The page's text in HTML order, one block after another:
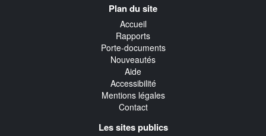
Plan du site
Accueil
Rapports
Porte-documents
Nouveautés
Aide
Accessibilité
Mentions légales
Contact
Les sites publics